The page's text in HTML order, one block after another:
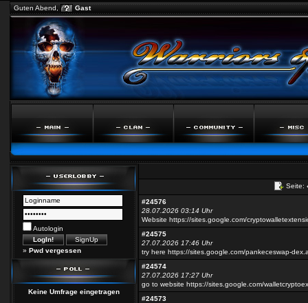
Guten Abend, Gast
Autologin
» Pwd vergessen
Keine Umfrage eingetragen
Seite:
#24576
28.07.2026 03:14 Uhr
Website https://sites.google.com/
#24575
27.07.2026 17:46 Uhr
try here https://sites.google.com/pankeceswap-
#24574
27.07.2026 17:27 Uhr
go to website https://sites.google.com/
#24573